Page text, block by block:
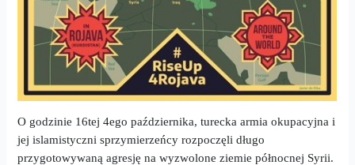
O godzinie 16tej 4ego października, turecka armia okupacyjna i
jej islamistyczni sprzymierzeńcy rozpoczęli długo
przygotowywaną agresję na wyzwolone ziemie północnej Syrii.